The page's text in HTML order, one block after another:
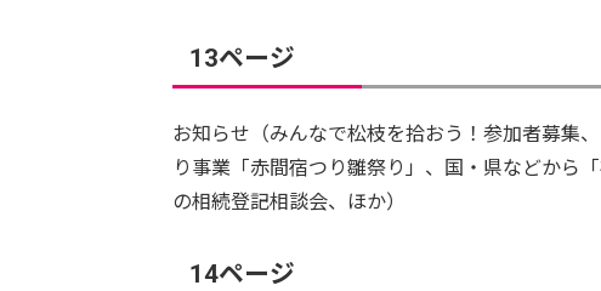
13ページ
お知らせ（みんなで松枝を拾おう！参加者募集
り事業「赤間宿つり雛祭り」、国・県などから
の相続登記相談会、ほか）
14ページ